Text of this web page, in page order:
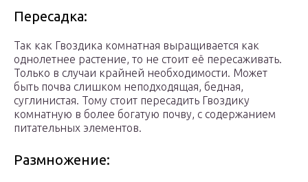
Пересадка:
Так как Гвоздика комнатная выращивается как
однолетнее растение, то не стоит её пересаживать.
Только в случаи крайней необходимости. Может
быть почва слишком неподходящая, бедная,
суглинистая. Тому стоит пересадить Гвоздику
комнатную в более богатую почву, с содержанием
питательных элементов.
Размножение: